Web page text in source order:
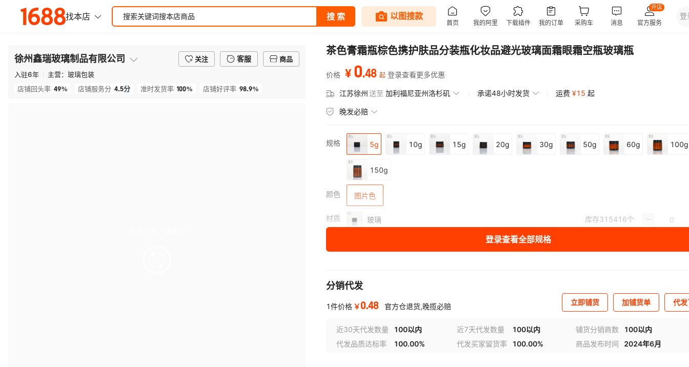
徐州鑫瑞玻璃制品有限公司 关注 客服
商品
入驻6年 主营： 玻璃包装
店铺回头率 49% 店铺服务分 4.5分 准时发货率 100% 店铺好评率 98.9%
茶色膏霜瓶棕色携护肤品分装瓶化妆品避光玻璃面霜眼霜空瓶玻璃瓶
价格 ¥ 0.48 起 登录查看更多优惠
江苏徐州送至 加利福尼亚州洛杉矶 承诺48小时发货 运费 ¥15 起
晚发必赔
规格 5g 10g 15g 20g 30g 50g 60g 100g
150g
颜色 图片色
材质 玻璃 库存315416个
登录查看全部规格
分销代发
1件价格 ￥0.48 官方仓退货,晚揽必赔 立即铺货 加铺货单 代
近30天代发数量 100以内 近7天代发数量 100以内 铺货分销商数
100以内
代发品质达标率
100.00% 代发买家留货率 100.00% 商品发布时间 2024年6月